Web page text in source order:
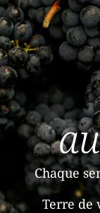
Chaque
Terre de